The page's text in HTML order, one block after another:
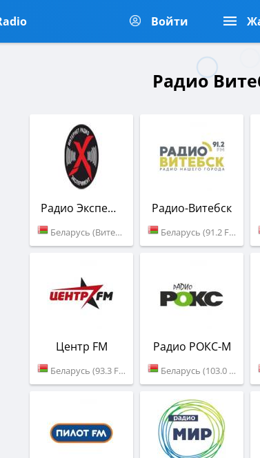
Войти
Радио
Радио Эксперимент
Беларусь (Витебск)
Радио-Витебск
Беларусь (91.2 FM)
Центр FM
Беларусь (93.3 FM)
Радио РОКС-М
Беларусь (103.0 FM)